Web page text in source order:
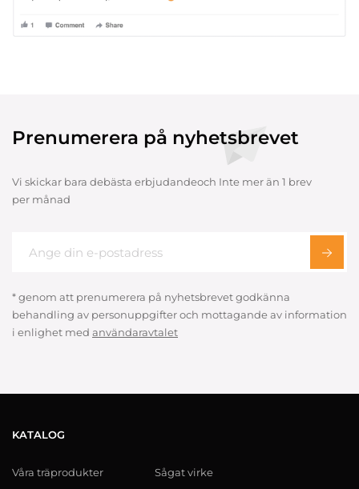
Prenumerera på nyhetsbrevet
Vi skickar bara debästa erbjudandeoch Inte mer än 1 brev
per månad
* genom att prenumerera på nyhetsbrevet godkänna
behandling av personuppgifter och mottagande av information
i enlighet med användaravtalet
KATALOG
Våra träprodukter Sågat virke